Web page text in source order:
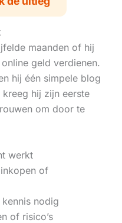
maanden of hij
geld verdienen.
hij één simpele blog
hij zijn eerste
om door te
werkt
of
kennis nodig
of risico’s